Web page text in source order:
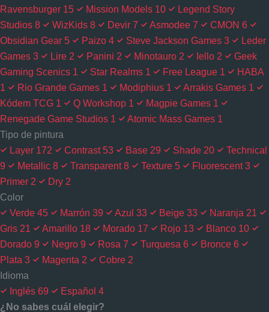
Ravensburger 15 Mission Models 10
Legend Story
Studios 8 WizKids 8 Devir 7 Asmodee 7 CMON 6
Obsidian Gear 5 Paizo 4 Steve Jackson Games 3
Leder
Games 3 Lire 2 Panini 2 Minotauro 2 Iello 2
Geek
Gaming Scenics 1 Star Realms 1 Free League 1
HABA
1
Rio Grande Games 1 Modiphius 1 Arrakis Games 1
Kódem TCG 1 Q Workshop 1 Magpie Games 1
Renegade Game Studios 1 Atomic Mass Games 1
Tipo de pintura
Layer 172 Contrast 53 Base 29 Shade 20
Technical
9
Metallic 8 Transparent 8 Texture 5 Fluorescent 3
Primer 2 Dry 2
Color
Verde 45 Marrón 39 Azul 33 Beige 33 Naranja 21
Gris 21 Amarillo 18 Morado 17 Rojo 13 Blanco 10
Dorado 9 Negro 9 Rosa 7 Turquesa 6 Bronce 6
Plata 3 Magenta 2 Cobre 2
Idioma
Inglés 69 Español 4
¿No sabes cuál elegir?